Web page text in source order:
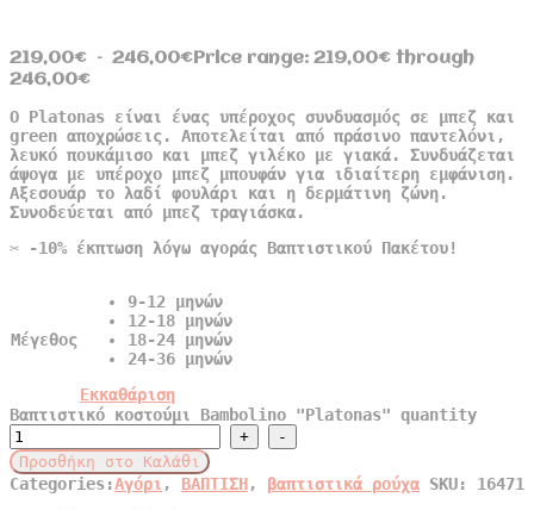
219,00€ – 246,00€ Price range: 219,00€ through
246,00€
Ο Platonas είναι ένας υπέροχος συνδυασμός σε μπεζ και
green αποχρώσεις. Αποτελείται από πράσινο παντελόνι,
λευκό πουκάμισο και μπεζ γιλέκο με γιακά. Συνδυάζεται
άψογα με υπέροχο μπεζ μπουφάν για ιδιαίτερη εμφάνιση.
Αξεσουάρ το λαδί φουλάρι και η δερμάτινη ζώνη.
Συνοδεύεται από μπεζ τραγιάσκα.
✂️ -10% έκπτωση λόγω αγοράς Βαπτιστικού Πακέτου!
Μέγεθος
9-12 μηνών
12-18 μηνών
18-24 μηνών
24-36 μηνών
Εκκαθάριση
Βαπτιστικό κοστούμι Bambolino "Platonas" quantity
Προσθήκη στο Καλάθι
Categories:Αγόρι , ΒΑΠΤΙΣΗ, βαπτιστικά ρούχα SKU: 16471